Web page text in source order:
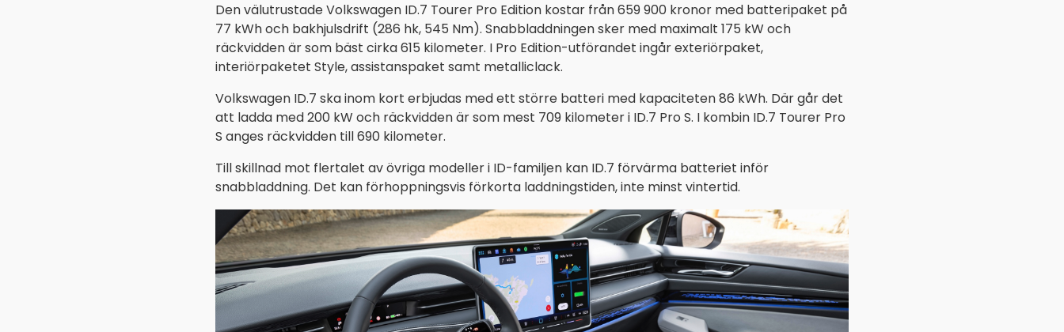
Den välutrustade Volkswagen ID.7 Tourer Pro Edition kostar från 659 900 kronor med batteripaket på
77 kWh och bakhjulsdrift (286 hk, 545 Nm). Snabbladdningen sker med maximalt 175 kW och
räckvidden är som bäst cirka 615 kilometer. I Pro Edition-utförandet ingår exteriörpaket,
interiörpaketet Style, assistanspaket samt metalliclack.
Volkswagen ID.7 ska inom kort erbjudas med ett större batteri med kapaciteten 86 kWh. Där går det
att ladda med 200 kW och räckvidden är som mest 709 kilometer i ID.7 Pro S. I kombin ID.7 Tourer Pro
S anges räckvidden till 690 kilometer.
Till skillnad mot flertalet av övriga modeller i ID-familjen kan ID.7 förvärma batteriet inför
snabbladdning. Det kan förhoppningsvis förkorta laddningstiden, inte minst vintertid.